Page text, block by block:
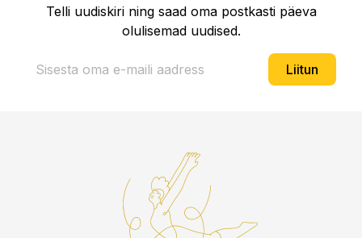
Telli uudiskiri ning saad oma postkasti päeva
olulisemad uudised.
Liitun